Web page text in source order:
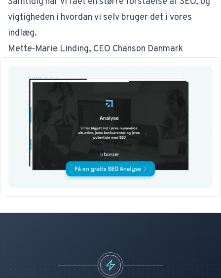
vigtigheden i hvordan vi selv bruger det i vores
indlæg.
Mette-Marie Linding, CEO Chanson Danmark